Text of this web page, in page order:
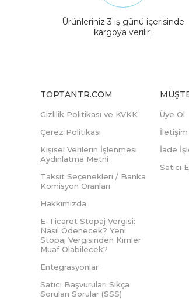
Ürünleriniz 3 iş günü içerisinde
kargoya verilir.
TOPTANTR.COM
Gizlilik Politikası ve KVKK
Çerez Politikası
Kişisel Verilerin İşlenmesi
Aydınlatma Metni
Taksit Seçenekleri / Banka
Komisyon Oranları
Hakkımızda
E-Ticaret Stopaj Vergisi:
Nasıl Ödenecek? Yeni
Stopaj Vergisinden Kimler
Muaf Olabilecek?
Entegrasyonlar
Satıcı Başvuruları Sıkça
Sorulan Sorular (SSS)
Üye Ol
İletişim
İade
Satıcı